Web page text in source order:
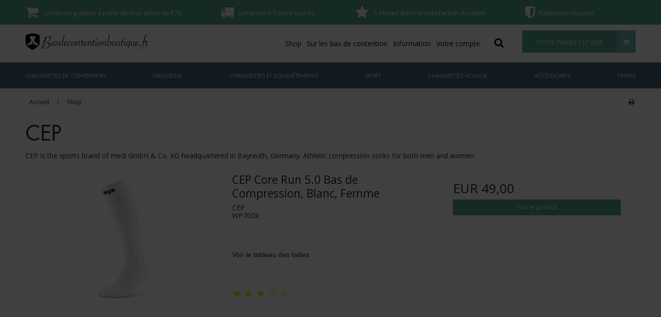
Livraison gratuite à partir de tout achat de €79 Livraison 4-7 jours ouvrés 5 étoiles dans la satisfaction du client Paiement sécurisé
VOTRE PANIER EST VIDE
Shop Sur les bas de contention Information Votre compte
CHAUSSETTES DE CONTENTION GROSSESSE CHAUSSETTES ET SOUS-VÊTEMENTS SPORT CHAUSSETTES VOYAGE ACCESSOIRES OFFRES
Accueil / Shop
CEP
CEP is the sports brand of medi GmbH & Co. KG headquartered in Bayreuth, Germany. Athletic compression socks for both men and women.
CEP Core Run 5.0 Bas de
Compression, Blanc, Femme
CEP
WP700R
Voir le tableau des tailles
EUR 49,00
Voir le produit